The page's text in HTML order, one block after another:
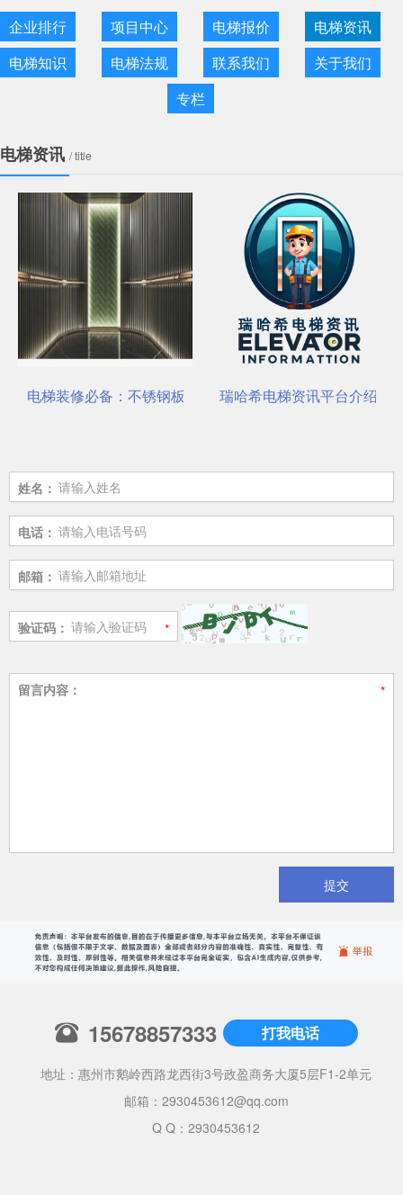
企业排行 项目中心 电梯报价
电梯资讯
电梯知识
电梯法规 联系我们
关于我们
专栏
电梯资讯 / title
一站式选材中心 | 电梯装饰
电梯装修必备：不锈钢板安装与养护要点瑞哈希电梯资讯平台介绍
姓名：
电话：
邮箱：
验证码：
留言内容：
提交
15678857333 打我电话
地址：惠州市鹅岭西路龙西街3号政盈商务大厦5层F1-2单元
邮箱： 2930453612@qq.com
Q Q：2930453612